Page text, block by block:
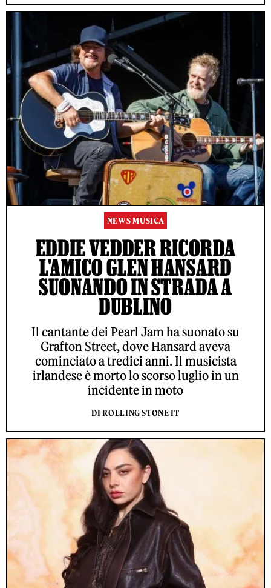
NEWS MUSICA
EDDIE VEDDER RICORDA
L'AMICO GLEN HANSARD
SUONANDO IN STRADA A
DUBLINO
Il cantante dei Pearl Jam ha suonato su
Grafton Street, dove Hansard aveva
cominciato a tredici anni. Il musicista
irlandese è morto lo scorso luglio in un
incidente in moto
DI ROLLING STONE IT